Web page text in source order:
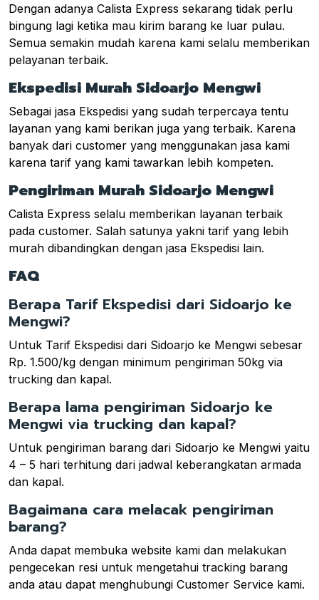
Dengan adanya Calista Express sekarang tidak perlu
bingung lagi ketika mau kirim barang ke luar pulau.
Semua semakin mudah karena kami selalu memberikan
pelayanan terbaik.
Ekspedisi Murah Sidoarjo Mengwi
Sebagai jasa Ekspedisi yang sudah terpercaya tentu
layanan yang kami berikan juga yang terbaik. Karena
banyak dari customer yang menggunakan jasa kami
karena tarif yang kami tawarkan lebih kompeten.
Pengiriman Murah Sidoarjo Mengwi
Calista Express selalu memberikan layanan terbaik
pada customer. Salah satunya yakni tarif yang lebih
murah dibandingkan dengan jasa Ekspedisi lain.
FAQ
Berapa Tarif Ekspedisi dari Sidoarjo ke
Mengwi?
Untuk Tarif Ekspedisi dari Sidoarjo ke Mengwi sebesar
Rp. 1.500/kg dengan minimum pengiriman 50kg via
trucking dan kapal.
Berapa lama pengiriman Sidoarjo ke
Mengwi via trucking dan kapal?
Untuk pengiriman barang dari Sidoarjo ke Mengwi yaitu
4 – 5 hari terhitung dari jadwal keberangkatan armada
dan kapal.
Bagaimana cara melacak pengiriman
barang?
Anda dapat membuka website kami dan melakukan
pengecekan resi untuk mengetahui tracking barang
anda atau dapat menghubungi Customer Service kami.